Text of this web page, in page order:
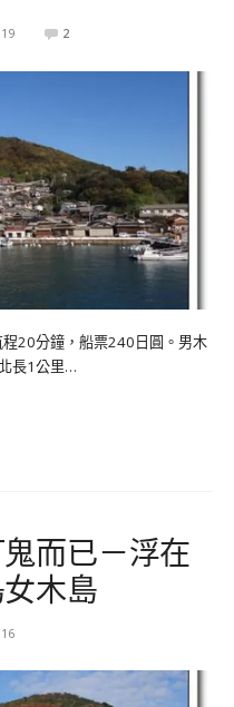
2
20分鐘，船票240日圓。男木
長1公里…
而已－浮在
木島